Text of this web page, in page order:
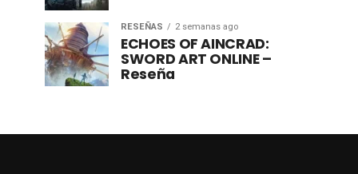
RESEÑAS 2 semanas ago
ECHOES OF AINCRAD:
SWORD ART ONLINE –
Reseña